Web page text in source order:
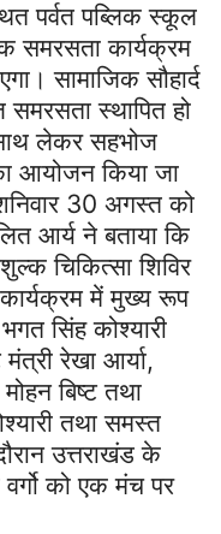
पर्वत पब्लिक स्कूल
समरसता कार्यक्रम
सामाजिक सौहार्द
समरसता स्थापित हो
लेकर सहभोज
आयोजन किया जा
30 अगस्त को
आर्य ने बताया कि
चिकित्सा शिविर
में मुख्य रूप
सिंह कोश्यारी
रेखा आर्या,
बिष्ट तथा
तथा समस्त
उत्तराखंड के
को एक मंच पर